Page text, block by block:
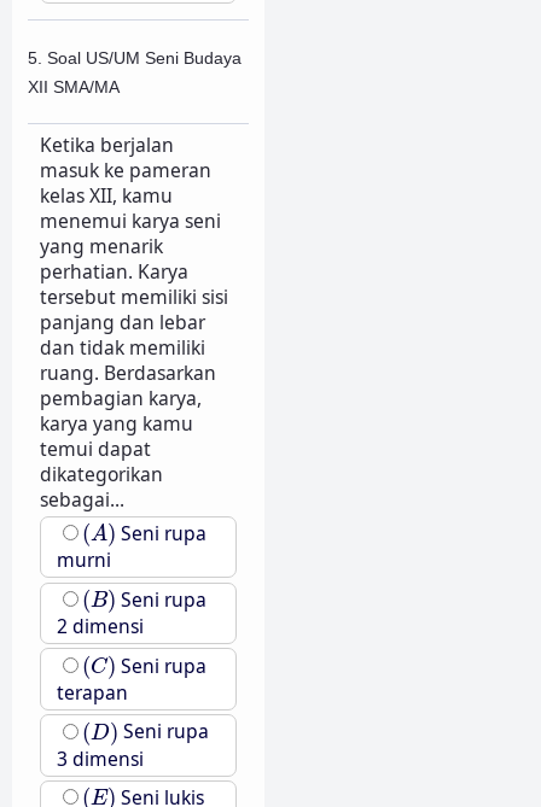
5. Soal US/UM Seni Budaya
XII SMA/MA
Ketika berjalan
masuk ke pameran
kelas XII, kamu
menemui karya seni
yang menarik
perhatian. Karya
tersebut memiliki sisi
panjang dan lebar
dan tidak memiliki
ruang. Berdasarkan
pembagian karya,
karya yang kamu
temui dapat
dikategorikan
sebagai...
(A)
(A) Seni rupa
murni
(B)
(B) Seni rupa
2 dimensi
(C)
(C) Seni rupa
terapan
(D)
(D) Seni rupa
3 dimensi
(E)
(E) Seni lukis